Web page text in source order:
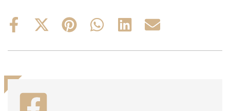
Share
Share
(Twitter)
Share
Share
Share
Share